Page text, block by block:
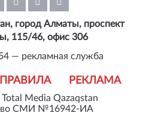
Media Qazaqstan
СМИ №16942-ИА
ПРАВИЛА РЕКЛАМА
город Алматы, проспект
115/46, офис 306
— рекламная служба